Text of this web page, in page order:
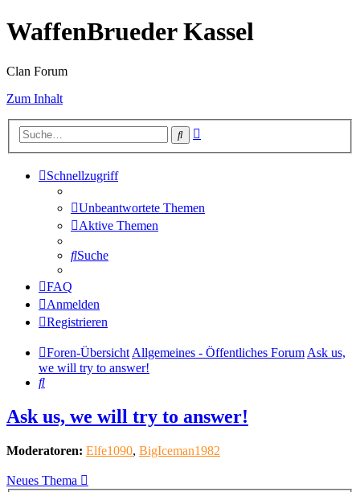
WaffenBrueder Kassel
Clan Forum
Zum Inhalt
Suche
Schnellzugriff
Unbeantwortete Themen
Aktive Themen
Suche
FAQ
Anmelden
Registrieren
Foren-ÜbersichtAllgemeines - Öffentliches ForumAsk us,
we will try to answer!
Suche
Ask us, we will try to answer!
Moderatoren: Elfe1090, BigIceman1982
Neues Thema